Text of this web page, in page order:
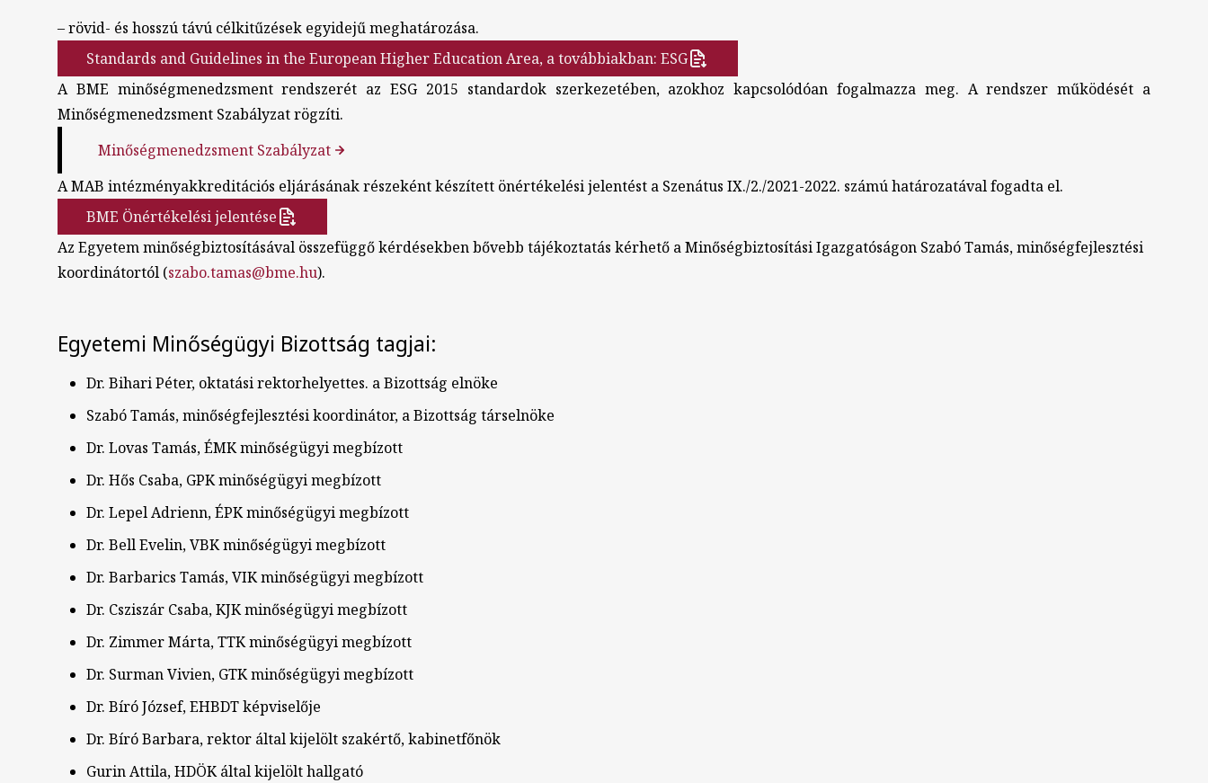
– rövid- és hosszú távú célkitűzések egyidejű meghatározása.
Standards and Guidelines in the European Higher Education Area, a továbbiakban: ESG
A BME minőségmenedzsment rendszerét az ESG 2015 standardok szerkezetében, azokhoz kapcsolódóan fogalmazza meg. A rendszer működését a
Minőségmenedzsment Szabályzat rögzíti.
Minőségmenedzsment Szabályzat
A MAB intézményakkreditációs eljárásának részeként készített önértékelési jelentést a Szenátus IX./2./2021-2022. számú határozatával fogadta el.
BME Önértékelési jelentése
Az Egyetem minőségbiztosításával összefüggő kérdésekben bővebb tájékoztatás kérhető a Minőségbiztosítási Igazgatóságon Szabó Tamás, minőségfejlesztési
koordinátortól (szabo.tamas@bme.hu).
Egyetemi Minőségügyi Bizottság tagjai:
Dr. Bihari Péter, oktatási rektorhelyettes. a Bizottság elnöke
Szabó Tamás, minőségfejlesztési koordinátor, a Bizottság társelnöke
Dr. Lovas Tamás, ÉMK minőségügyi megbízott
Dr. Hős Csaba, GPK minőségügyi megbízott
Dr. Lepel Adrienn, ÉPK minőségügyi megbízott
Dr. Bell Evelin, VBK minőségügyi megbízott
Dr. Barbarics Tamás, VIK minőségügyi megbízott
Dr. Csziszár Csaba, KJK minőségügyi megbízott
Dr. Zimmer Márta, TTK minőségügyi megbízott
Dr. Surman Vivien, GTK minőségügyi megbízott
Dr. Bíró József, EHBDT képviselője
Dr. Bíró Barbara, rektor által kijelölt szakértő, kabinetfőnök
Gurin Attila, HDÖK által kijelölt hallgató